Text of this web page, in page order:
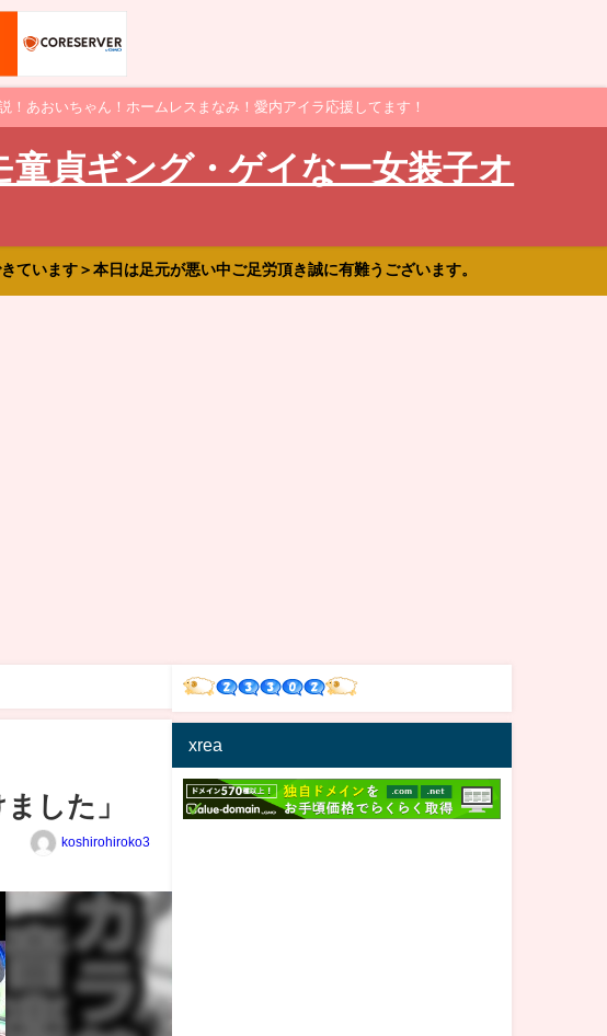
あおいちゃん！ホームレスまなみ！愛内アイラ応援してます！
貞ギング・ゲイなー女装子オ
います＞本日は足元が悪い中ご足労頂き誠に有難うございます。
した」
koshirohiroko3
xrea